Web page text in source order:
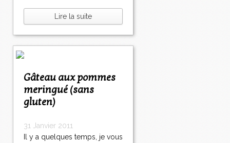
Lire la suite
Gâteau aux pommes
meringué (sans
gluten)
31 Janvier 2011
Il y a quelques temps, je vous